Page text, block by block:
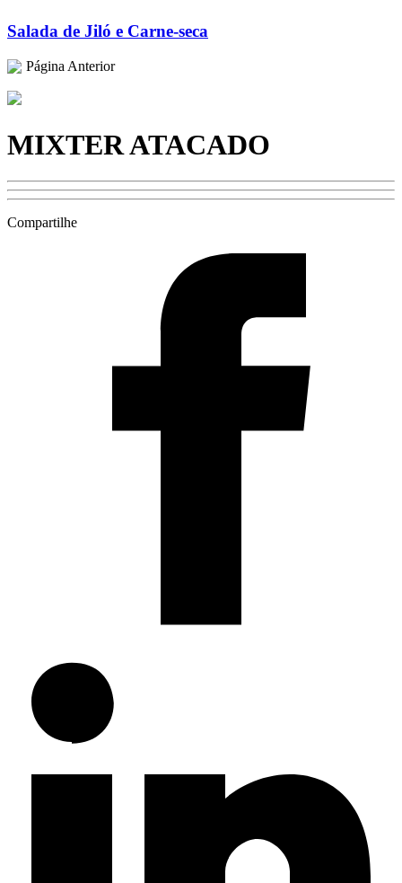
Salada de Jiló e Carne-seca
Página Anterior
MIXTER ATACADO
Compartilhe